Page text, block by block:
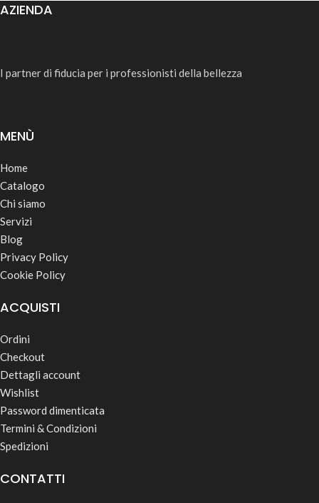
AZIENDA
I partner di fiducia per i professionisti della bellezza
MENÙ
Home
Catalogo
Chi siamo
Servizi
Blog
Privacy Policy
Cookie Policy
ACQUISTI
Ordini
Checkout
Dettagli account
Wishlist
Password dimenticata
Termini & Condizioni
Spedizioni
CONTATTI